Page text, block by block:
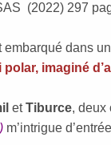
(2022) 297
embarqué dans
polar, imaginé
etTiburce, deux
m’intrigue